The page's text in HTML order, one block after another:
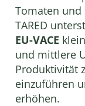
Tomaten und
TARED
EU-VACE
und mittlere
Produktivität
einzuführen
erhöhen.